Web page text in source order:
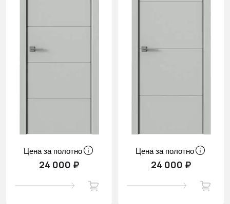
Цена за полотно
24 000 ₽
Цена за полотно
24 000 ₽